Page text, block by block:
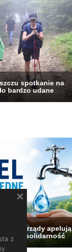
spotkanie na
bardzo udane
Samorządy apelują
wody i solidarność
z